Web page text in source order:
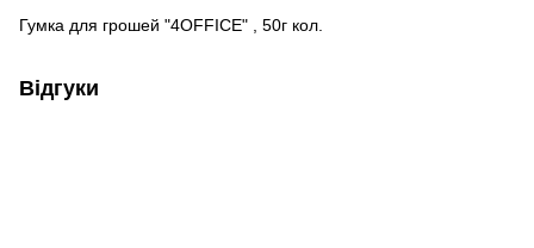
Гумка для грошей "4OFFICE" , 50г кол.
Відгуки